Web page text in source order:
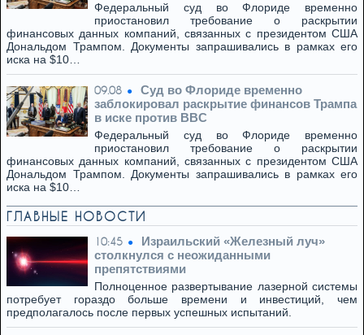
Федеральный суд во Флориде временно
приостановил требование о раскрытии
финансовых данных компаний, связанных с президентом США
Дональдом Трампом. Документы запрашивались в рамках его
иска на $10…
09.08
Суд во Флориде временно
заблокировал раскрытие финансов Трампа
в иске против BBC
Федеральный суд во Флориде временно
приостановил требование о раскрытии
финансовых данных компаний, связанных с президентом США
Дональдом Трампом. Документы запрашивались в рамках его
иска на $10…
ГЛАВНЫЕ НОВОСТИ
10:45
Израильский «Железный луч»
столкнулся с неожиданными
препятствиями
Полноценное развертывание лазерной системы
потребует гораздо больше времени и инвестиций, чем
предполагалось после первых успешных испытаний.